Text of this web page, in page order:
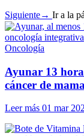
Siguiente→ Ir a la
Oncología
Ayunar 13
cáncer de mama
Leer más 01 mar